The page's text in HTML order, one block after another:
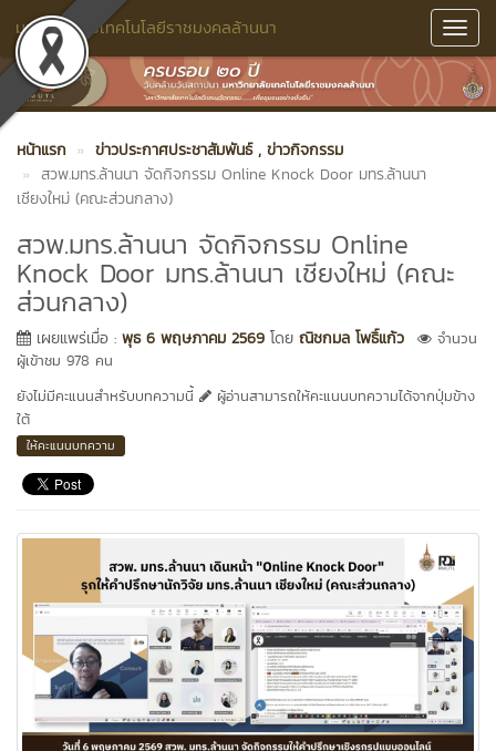
มหาวิทยาลัยเทคโนโลยีราชมงคลล้านนา
หน้าแรก ข่าวประกาศประชาสัมพันธ์ , ข่าวกิจกรรม
สวพ.มทร.ล้านนา จัดกิจกรรม Online Knock Door มทร.ล้านนา
เชียงใหม่ (คณะส่วนกลาง)
สวพ.มทร.ล้านนา จัดกิจกรรม Online
Knock Door มทร.ล้านนา เชียงใหม่ (คณะ
ส่วนกลาง)
เผยแพร่เมื่อ : พุธ 6 พฤษภาคม 2569 โดย ณิชกมล โพธิ์แก้ว
จำนวน
ผู้เข้าชม 978 คน
ยังไม่มีคะแนนสำหรับบทความนี้
ผู้อ่านสามารถให้คะแนนบทความได้จากปุ่มข้าง
ใต้
ให้คะแนนบทความ